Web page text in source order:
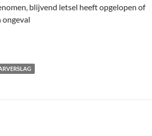
blijvend letsel heeft opgelopen of
ongeval